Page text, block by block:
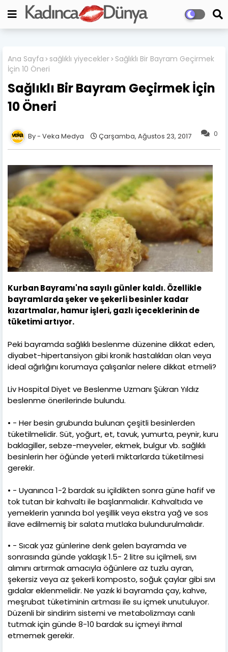
Ana Sayfa sağlıklı yiyecekler Sağlıklı Bir Bayram Geçirmek
İçin 10 Öneri
Sağlıklı Bir Bayram Geçirmek İçin
10 Öneri
0
Veka Medya Çarşamba, Ağustos 23, 2017
Kurban Bayramı'na sayılı günler kaldı. Özellikle
bayramlarda şeker ve şekerli besinler kadar
kızartmalar, hamur işleri, gazlı içeceklerinin de
tüketimi artıyor.
Peki bayramda sağlıklı beslenme düzenine dikkat eden,
diyabet-hipertansiyon gibi kronik hastalıkları olan veya
ideal ağırlığını korumaya çalışanlar nelere dikkat etmeli?
Liv Hospital Diyet ve Beslenme Uzmanı Şükran Yıldız
beslenme önerilerinde bulundu.
• - Her besin grubunda bulunan çeşitli besinlerden
tüketilmelidir. Süt, yoğurt, et, tavuk, yumurta, peynir, kuru
baklagiller, sebze-meyveler, ekmek, bulgur vb. sağlıklı
besinlerin her öğünde yeterli miktarlarda tüketilmesi
gerekir.
• - Uyanınca 1-2 bardak su içildikten sonra güne hafif ve
tok tutan bir kahvaltı ile başlanmalıdır. Kahvaltıda ve
yemeklerin yanında bol yeşillik veya ekstra yağ ve sos
ilave edilmemiş bir salata mutlaka bulundurulmalıdır.
• - Sıcak yaz günlerine denk gelen bayramda ve
sonrasında günde yaklaşık 1.5- 2 litre su içilmeli, sıvı
alımını artırmak amacıyla öğünlere az tuzlu ayran,
şekersiz veya az şekerli komposto, soğuk çaylar gibi sıvı
gıdalar eklenmelidir. Ne yazık ki bayramda çay, kahve,
meşrubat tüketiminin artması ile su içmek unutuluyor.
Düzenli bir sindirim sistemi ve metabolizmayı canlı
tutmak için günde 8-10 bardak su içmeyi ihmal
etmemek gerekir.